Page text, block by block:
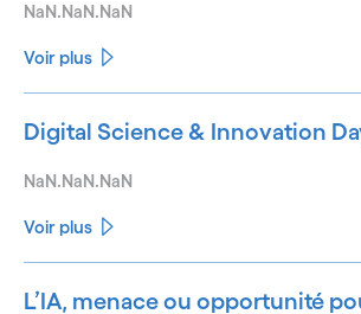
NaN.NaN.NaN
Voir plus
Digital Science & Innovation
NaN.NaN.NaN
Voir plus
L’IA, menace ou opportunité